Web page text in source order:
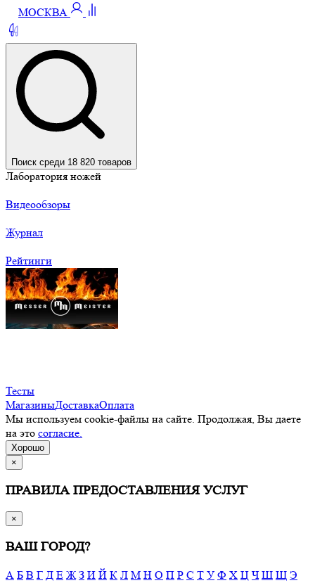
МОСКВА
Поиск среди 18 820 товаров
Лаборатория ножей
Видеообзоры
Журнал
Рейтинги
Тесты
МагазиныДоставкаОплата
Мы используем cookie-файлы на сайте. Продолжая, Вы даете
на это согласие.
Хорошо
×
ПРАВИЛА ПРЕДОСТАВЛЕНИЯ УСЛУГ
×
ВАШ ГОРОД?
А Б В Г Д Е Ж З И Й К Л М Н О П Р С Т У Ф Х Ц Ч Ш Щ Э